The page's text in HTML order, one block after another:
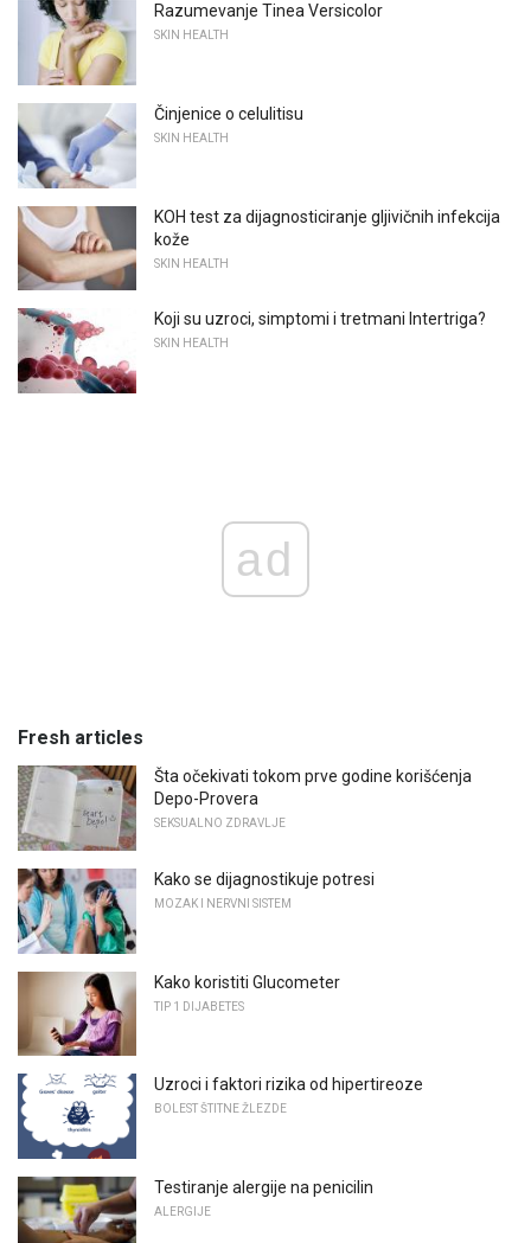
Razumevanje Tinea Versicolor
SKIN HEALTH
Činjenice o celulitisu
SKIN HEALTH
KOH test za dijagnosticiranje gljivičnih infekcija
kože
SKIN HEALTH
Koji su uzroci, simptomi i tretmani Intertriga?
SKIN HEALTH
ad
Fresh articles
Šta očekivati ​​tokom prve godine korišćenja
Depo-Provera
SEKSUALNO ZDRAVLJE
Kako se dijagnostikuje potresi
MOZAK I NERVNI SISTEM
Kako koristiti Glucometer
TIP 1 DIJABETES
Uzroci i faktori rizika od hipertireoze
BOLEST ŠTITNE ŽLEZDE
Testiranje alergije na penicilin
ALERGIJE